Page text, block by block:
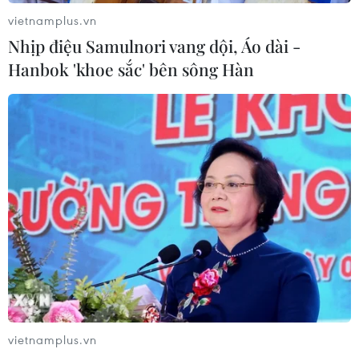
vietnamplus.vn
Nhịp điệu Samulnori vang dội, Áo dài -
Hanbok 'khoe sắc' bên sông Hàn
vietnamplus.vn